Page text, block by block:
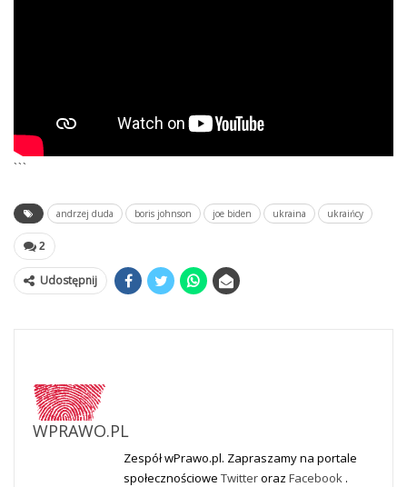
```
andrzej duda boris johnson joe biden ukraina ukraińcy
2
Udostępnij
WPRAWO.PL
Zespół wPrawo.pl. Zapraszamy na portale
społecznościowe Twitteroraz Facebook .